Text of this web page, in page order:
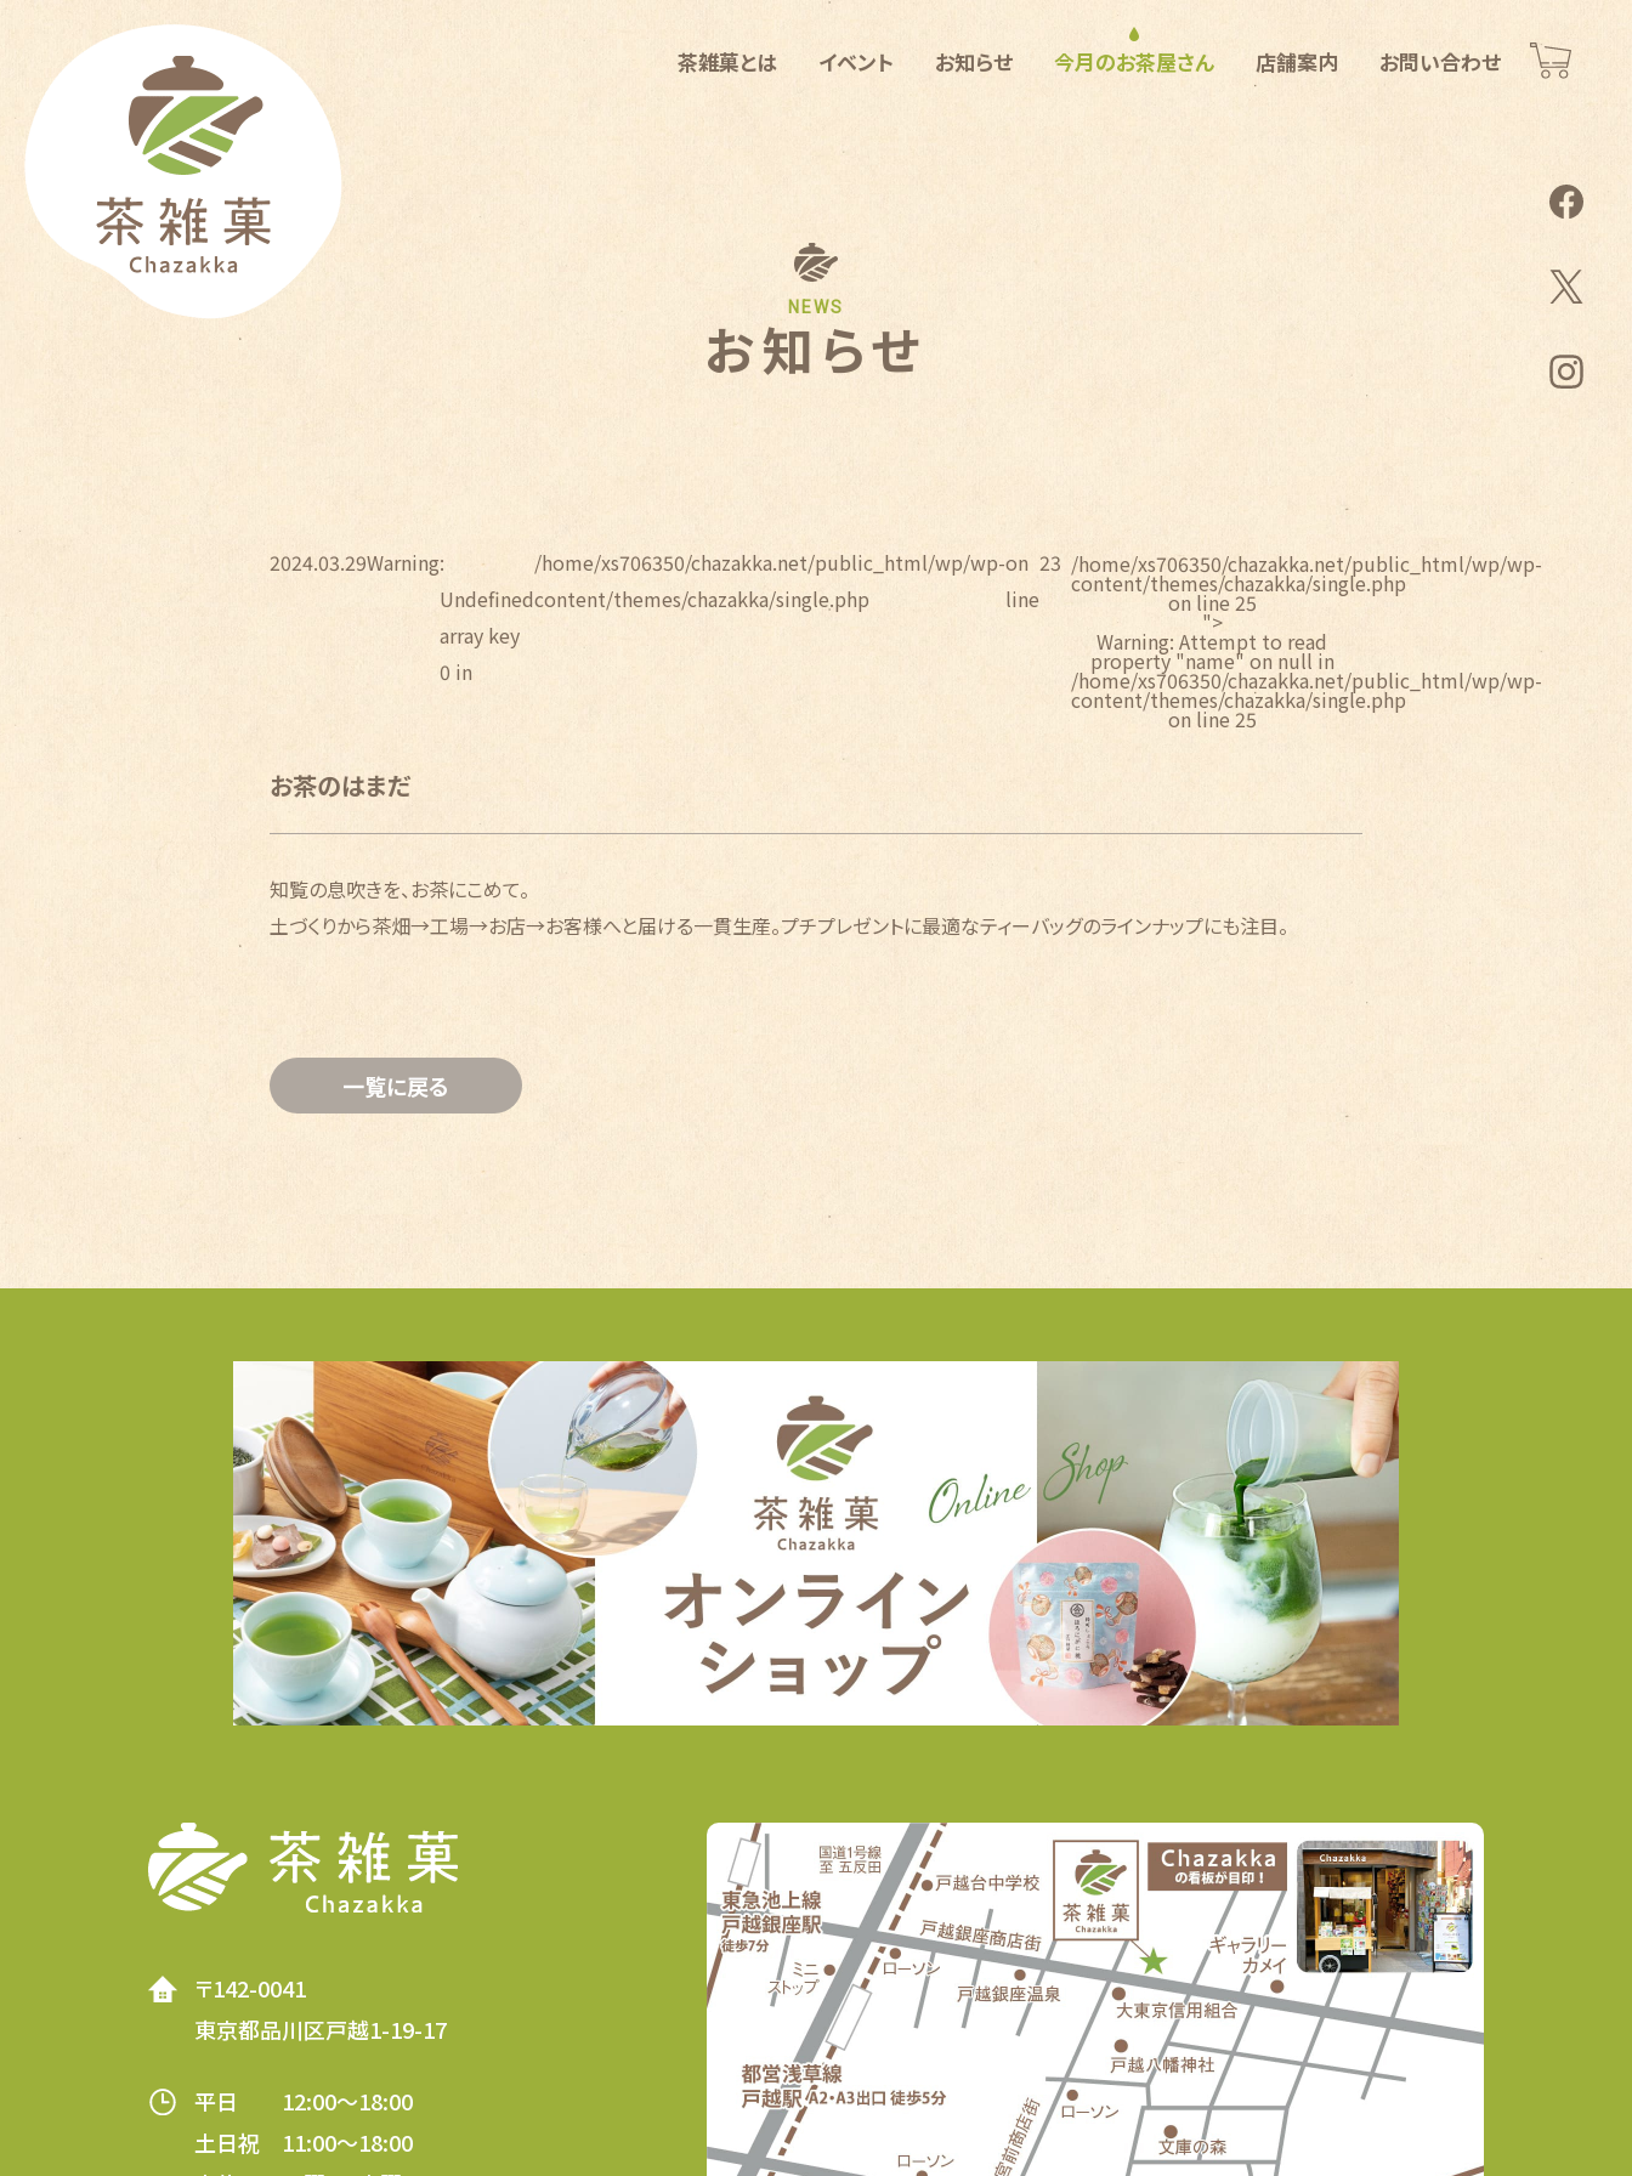
茶雑菓とは イベント お知らせ 今月のお茶屋さん 店舗案内 お問い合わせ
NEWS
お知らせ
2024.03.29Warning:
Undefined
array key
0 in
/home/xs706350/chazakka.net/public_html/wp/wp-
content/themes/chazakka/single.php
on
line
23 /home/xs706350/chazakka.net/public_html/wp/wp-
content/themes/chazakka/single.php
on line 25
">
Warning: Attempt to read
property "name" on null in
/home/xs706350/chazakka.net/public_html/wp/wp-
content/themes/chazakka/single.php
on line 25
お茶のはまだ
知覧の息吹きを、お茶にこめて。
土づくりから茶畑→工場→お店→お客様へと届ける一貫生産。プチプレゼントに最適なティーバッグのラインナップにも注目。
一覧に戻る
〒142-0041
東京都品川区戸越1-19-17
平日 12:00～18:00
土日祝 11:00～18:00